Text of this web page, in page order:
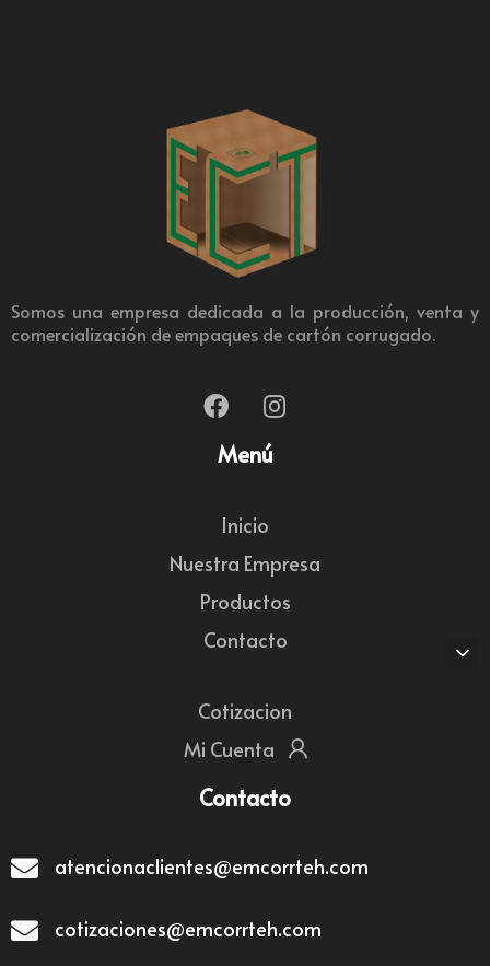
Somos una empresa dedicada a la producción, venta y
comercialización de empaques de cartón corrugado.
Menú
Inicio
Nuestra Empresa
Productos
Contacto
Cotizacion
Mi Cuenta
Contacto
atencionaclientes@emcorrteh.com
cotizaciones@emcorrteh.com